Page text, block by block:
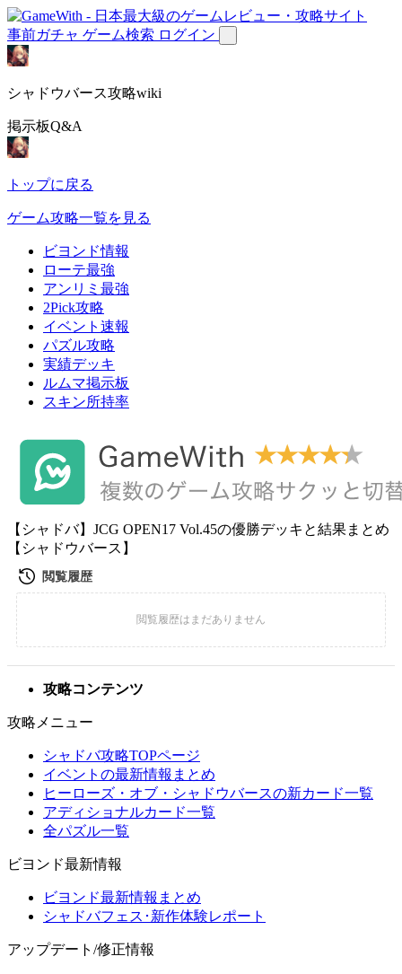
事前ガチャ ゲーム検索 ログイン
シャドウバース攻略wiki
掲示板Q&A
トップに戻る
ゲーム攻略一覧を見る
ビヨンド情報
ローテ最強
アンリミ最強
2Pick攻略
イベント速報
パズル攻略
実績デッキ
ルムマ掲示板
スキン所持率
【シャドバ】JCG OPEN17 Vol.45の優勝デッキと結果まとめ
【シャドウバース】
攻略コンテンツ
攻略メニュー
シャドバ攻略TOPページ
イベントの最新情報まとめ
ヒーローズ・オブ・シャドウバースの新カード一覧
アディショナルカード一覧
全パズル一覧
ビヨンド最新情報
ビヨンド最新情報まとめ
シャドバフェス･新作体験レポート
アップデート/修正情報